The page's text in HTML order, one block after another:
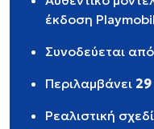
έκδοση Playmobil
Συνοδεύεται από
Περιλαμβάνει
Ρεαλιστική